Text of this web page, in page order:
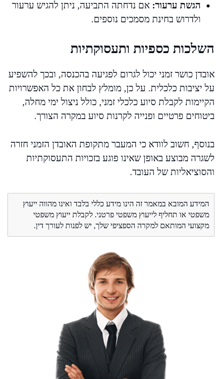
הגשת ערעור: אם נדחתה התביעה, ניתן להגיש ערעור
ולדרוש בחינת מסמכים נוספים.
השלכות כספיות ותעסוקתיות
אובדן כושר זמני יכול לגרום לפגיעה בהכנסה, ובכך להשפיע
על יציבות כלכלית. על כן, מומלץ לבחון את כל האפשרויות
הקיימות לקבלת סיוע כלכלי זמני, כולל ניצול ימי מחלה,
ביטוחים פרטיים ופנייה לקרנות סיוע במקרה הצורך.
בנוסף, חשוב לוודא כי המעבר מתקופת האובדן הזמני חזרה
לשגרה מבוצע באופן שאינו פוגע בזכויות התעסוקתיות
והסוציאליות של העובד.
המידע המובא במאמר זה הינו מידע כללי בלבד ואינו מהווה ייעוץ
משפטי או תחליף לייעוץ משפטי פרטני. לקבלת ייעוץ משפטי
מקצועי המותאם למקרה הספציפי שלך, יש לפנות לעורך דין.